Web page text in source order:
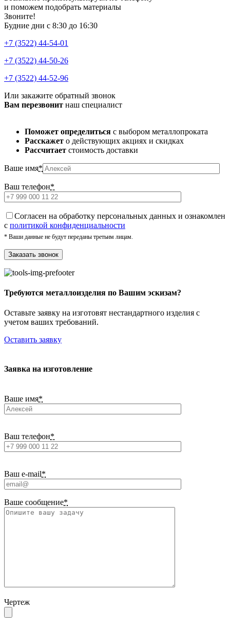
и поможем подобрать материалы
Звоните!
Будние дни с 8:30 до 16:30
+7 (3522) 44-54-01
+7 (3522) 44-50-26
+7 (3522) 44-52-96
Или закажите обратный звонок
Вам перезвонит наш специалист
Поможет определиться с выбором металлопроката
Расскажет о действующих акциях и скидках
Рассчитает стоимость доставки
Ваше имя*
Ваш телефон*
Cогласен на обработку персональных данных и ознакомлен
с политикой конфиденциальности
* Ваши данные не будут переданы третьим лицам.
Требуются металлоизделия по Вашим эскизам?
Оставьте заявку на изготовят нестандартного изделия с
учетом ваших требований.
Оставить заявку
Заявка на изготовление
Ваше имя*
Ваш телефон*
Ваш e-mail*
Ваше сообщение*
Чертеж